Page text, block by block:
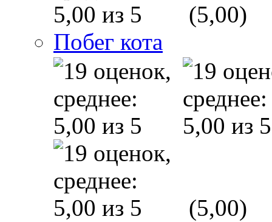
(5,00)
Побег кота
(5,00)